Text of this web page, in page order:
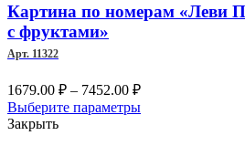
Картина по номерам «Леви
с фруктами»
Арт. 11322
1679.00 ₽ – 7452.00 ₽Диапазон
цен:
Выберите параметрыЭтот
Закрыть